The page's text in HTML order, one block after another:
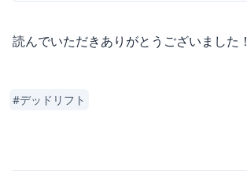
ッドリフトの重量を伸ばすため、 ...
読んでいただきありがとうございました！
#デッドリフト